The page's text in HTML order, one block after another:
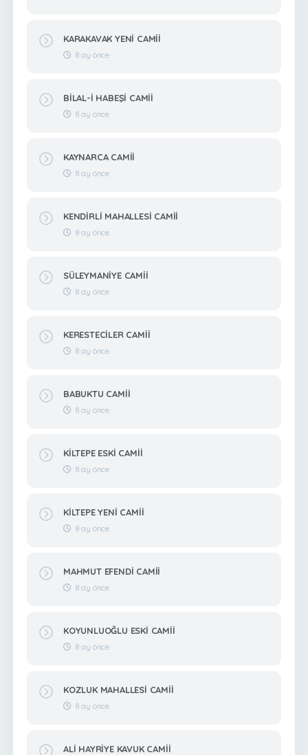
KARAKAVAK YENİ CAMİİ
8 ay önce
BİLAL-İ HABEŞİ CAMİİ
8 ay önce
KAYNARCA CAMİİ
8 ay önce
KENDİRLİ MAHALLESİ CAMİİ
8 ay önce
SÜLEYMANİYE CAMİİ
8 ay önce
KERESTECİLER CAMİİ
8 ay önce
BABUKTU CAMİİ
8 ay önce
KİLTEPE ESKİ CAMİİ
8 ay önce
KİLTEPE YENİ CAMİİ
8 ay önce
MAHMUT EFENDİ CAMİİ
8 ay önce
KOYUNLUOĞLU ESKİ CAMİİ
8 ay önce
KOZLUK MAHALLESİ CAMİİ
8 ay önce
ALİ HAYRİYE KAVUK CAMİİ